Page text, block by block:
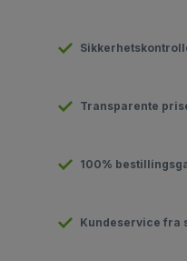
Transparente
100%
Kundeservice fra